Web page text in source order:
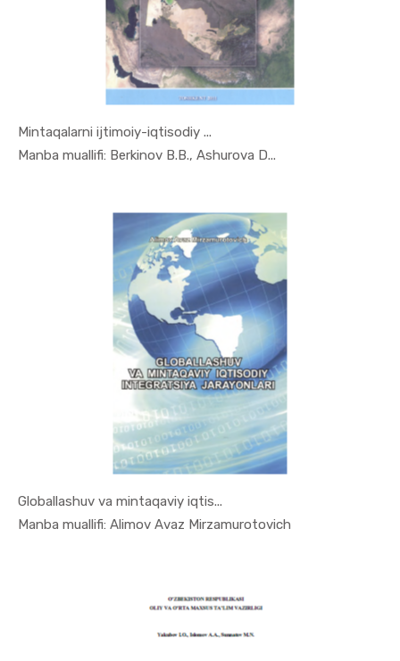
Mintaqalarni ijtimoiy-iqtisodiy ...
Manba muallifi: Berkinov B.B., Ashurova D...
In Mintaqa...
Globallashuv va mintaqaviy iqtis...
Manba muallifi: Alimov Avaz Mirzamurotovich
In Mintaqa...